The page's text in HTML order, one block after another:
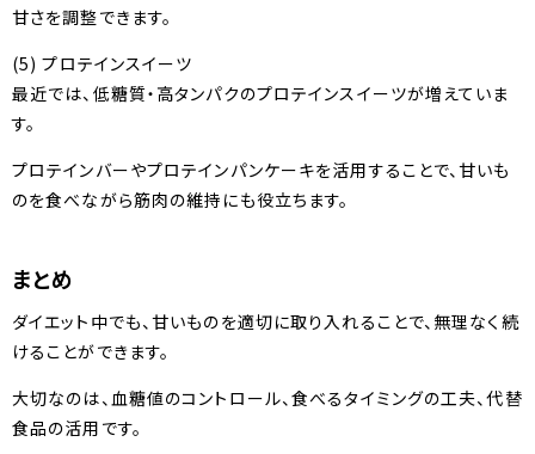
甘さを調整できます。
(5) プロテインスイーツ
最近では、低糖質・高タンパクのプロテインスイーツが増えていま
す。
プロテインバーやプロテインパンケーキを活用することで、甘いも
のを食べながら筋肉の維持にも役立ちます。
まとめ
ダイエット中でも、甘いものを適切に取り入れることで、無理なく続
けることができます。
大切なのは、血糖値のコントロール、食べるタイミングの工夫、代替
食品の活用です。